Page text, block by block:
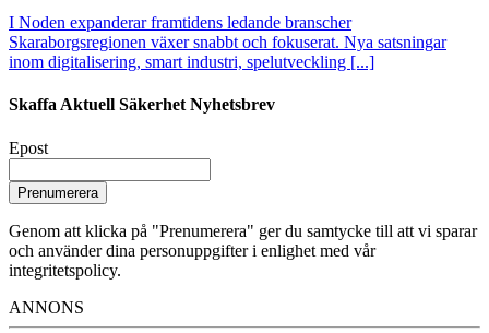
I Noden expanderar framtidens ledande branscher
Skaraborgsregionen växer snabbt och fokuserat. Nya satsningar
inom digitalisering, smart industri, spelutveckling [...]
Skaffa Aktuell Säkerhet Nyhetsbrev
Epost
Prenumerera
Genom att klicka på "Prenumerera" ger du samtycke till att vi sparar
och använder dina personuppgifter i enlighet med vår
integritetspolicy.
ANNONS